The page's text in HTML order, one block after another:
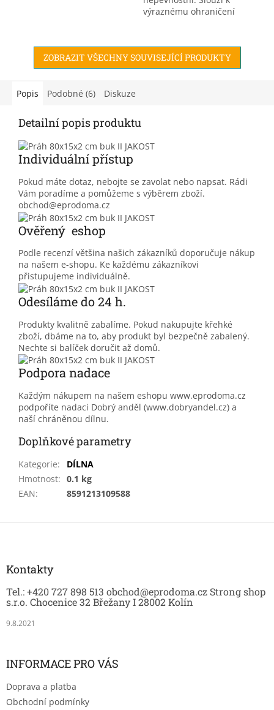
výraznému ohraničení
použití.
ZOBRAZIT VŠECHNY SOUVISEJÍCÍ PRODUKTY
Popis Podobné (6) Diskuze
Detailní popis produktu
Individuální přístup
Pokud máte dotaz, nebojte se zavolat nebo napsat. Rádi
Vám poradíme a pomůžeme s výběrem zboží.
obchod@eprodoma.cz
Ověřený eshop
Podle recenzí většina našich zákazníků doporučuje nákup
na našem e-shopu. Ke každému zákazníkovi
přistupujeme individuálně.
Odesíláme do 24 h.
Produkty kvalitně zabalíme. Pokud nakupujte křehké
zboží, dbáme na to, aby produkt byl bezpečně zabalený.
Nechte si balíček doručit až domů.
Podpora nadace
Každým nákupem na našem eshopu www.eprodoma.cz
podpoříte nadaci Dobrý anděl (www.dobryandel.cz) a
naší chráněnou dílnu.
Doplňkové parametry
Kategorie:
DÍLNA
Hmotnost: 0.1 kg
EAN: 8591213109588
Z
Kontakty
Tel.: +420 727 898 513 obchod@eprodoma.cz Strong shop
s.r.o. Chocenice 32 Břežany I 28002 Kolín
9.8.2021
INFORMACE PRO VÁS
Doprava a platba
Obchodní podmínky